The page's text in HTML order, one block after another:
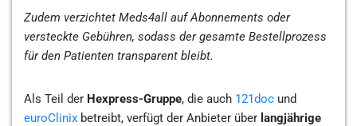
Zudem verzichtet Meds4all auf Abonnements oder
versteckte Gebühren, sodass der gesamte Bestellprozess
für den Patienten transparent bleibt.
Als Teil der Hexpress-Gruppe, die auch 121doc und
euroClinix betreibt, verfügt der Anbieter über langjährige